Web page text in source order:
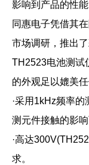
影响到产品的性能
同惠电子凭借其
市场调研，推出
TH2523电池测试
的外观足以媲美任
·采用1kHz频率
测元件接触的影
·高达
求。